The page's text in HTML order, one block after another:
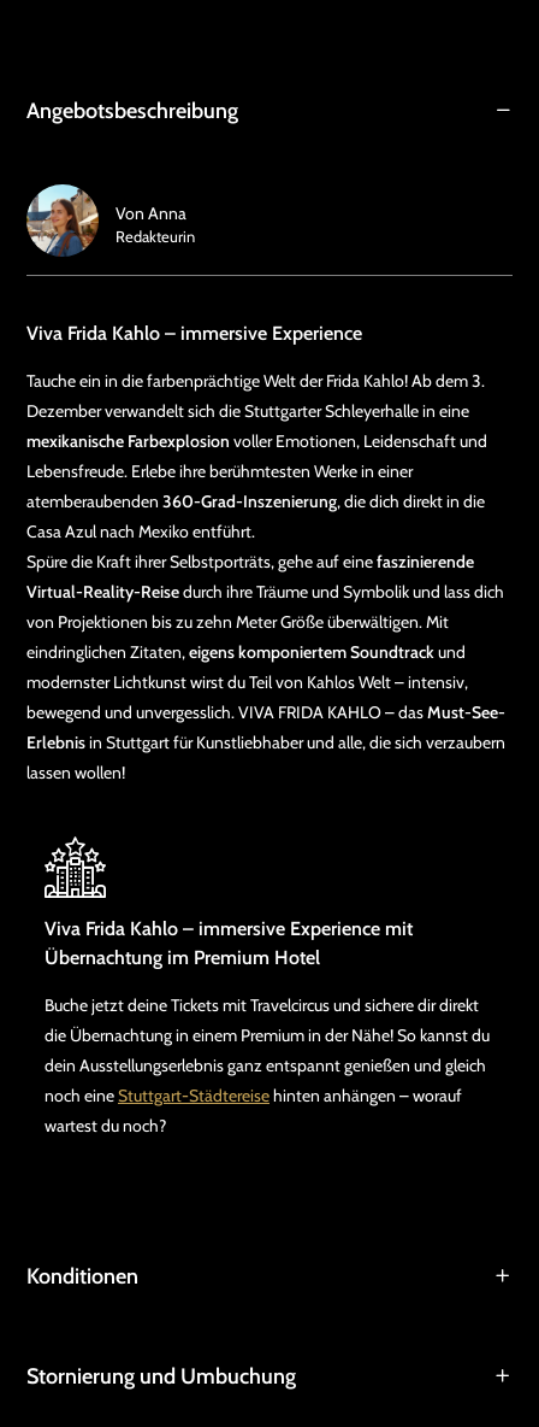
Angebotsbeschreibung
Viva Frida Kahlo – immersive Experience
Tauche ein in die farbenprächtige Welt der Frida Kahlo! Ab dem 3.
Dezember verwandelt sich die Stuttgarter Schleyerhalle in eine
mexikanische Farbexplosion voller Emotionen, Leidenschaft und
Lebensfreude. Erlebe ihre berühmtesten Werke in einer
atemberaubenden 360-Grad-Inszenierung, die dich direkt in die
Casa Azul nach Mexiko entführt.
Spüre die Kraft ihrer Selbstporträts, gehe auf einefaszinierende
Virtual-Reality-Reisedurch ihre Träume und Symbolik und lass dich
von Projektionen bis zu zehn Meter Größe überwältigen. Mit
eindringlichen Zitaten,eigens komponiertem Soundtrackund
modernster Lichtkunst wirst du Teil von Kahlos Welt – intensiv,
bewegend und unvergesslich. VIVA FRIDA KAHLO – dasMust-See-
Erlebnisin Stuttgart für Kunstliebhaber und alle, die sich verzaubern
lassen wollen!
Viva Frida Kahlo – immersive Experience mit
Übernachtung im Premium Hotel
Buche jetzt deine Tickets mit Travelcircus und sichere dir direkt
die Übernachtung in einem Premium in der Nähe! So kannst du
dein Ausstellungserlebnis ganz entspannt genießen und gleich
noch eineStuttgart-Städtereisehinten anhängen – worauf
wartest du noch?
Von Anna
Redakteurin
Konditionen
Stornierung und Umbuchung